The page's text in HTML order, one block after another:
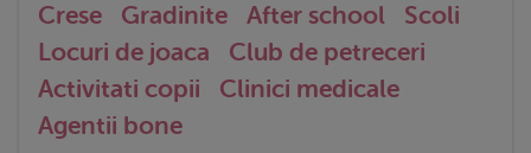
Crese Gradinite After school
Scoli
Locuri de joaca
Club de petreceri
Activitati copii
Clinici medicale
Agentii bone